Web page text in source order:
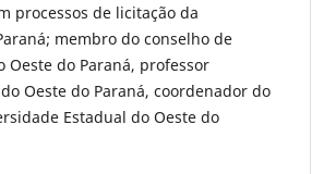
processos de licitação da
membro do conselho de
Oeste do Paraná, professor
Oeste do Paraná, coordenador do
Estadual do Oeste do